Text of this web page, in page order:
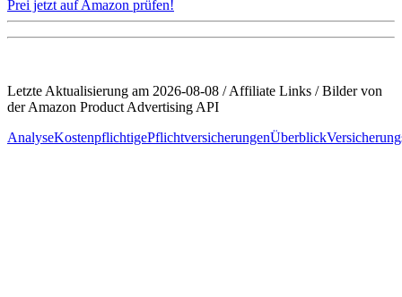
Prei jetzt auf Amazon prüfen!
Letzte Aktualisierung am 2026-08-08 / Affiliate Links / Bilder von
der Amazon Product Advertising API
AnalyseKostenpflichtigePflichtversicherungenÜberblick